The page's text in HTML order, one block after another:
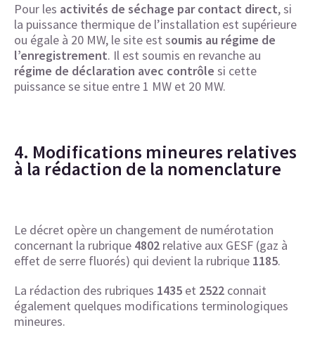
Pour les activités de séchage par contact direct, si
la puissance thermique de l’installation est supérieure
ou égale à 20 MW, le site est soumis au régime de
l’enregistrement. Il est soumis en revanche au
régime de déclaration avec contrôle si cette
puissance se situe entre 1 MW et 20 MW.
4. Modifications mineures relatives
à la rédaction de la nomenclature
Le décret opère un changement de numérotation
concernant la rubrique 4802 relative aux GESF (gaz à
effet de serre fluorés) qui devient la rubrique 1185.
La rédaction des rubriques 1435 et 2522 connait
également quelques modifications terminologiques
mineures.